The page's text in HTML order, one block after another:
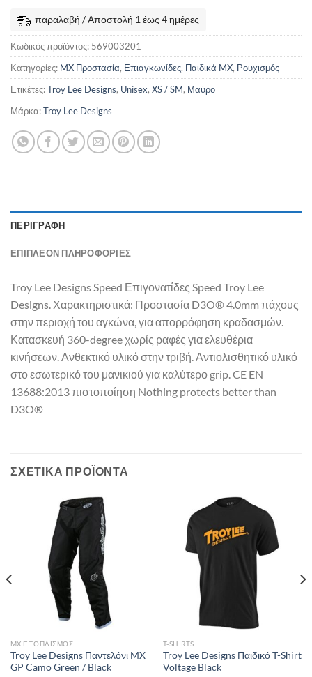
παραλαβή / Αποστολή 1 έως 4 ημέρες
Κωδικός προϊόντος: 569003201
Κατηγορίες: MX Προστασία, Επιαγκωνίδες, Παιδικά MX, Ρουχισμός
Ετικέτες:Troy Lee Designs, Unisex, XS / SM, Μαύρο
Μάρκα:Troy Lee Designs
ΠΕΡΙΓΡΑΦΉ
ΕΠΙΠΛΈΟΝ ΠΛΗΡΟΦΟΡΊΕΣ
Troy Lee Designs Speed Επιγονατίδες Speed Troy Lee
Designs. Χαρακτηριστικά: Προστασία D3O® 4.0mm πάχους
στην περιοχή του αγκώνα, για απορρόφηση κραδασμών.
Κατασκευή 360-degree χωρίς ραφές για ελευθέρια
κινήσεων. Ανθεκτικό υλικό στην τριβή. Αντιολισθητικό υλικό
στο εσωτερικό του μανικιού για καλύτερο grip. CE EN
13688:2013 πιστοποίηση Nothing protects better than
D3O®
ΣΧΕΤΙΚΆ ΠΡΟΪΌΝΤΑ
MX ΕΞΟΠΛΙΣΜΌΣ
Troy Lee Designs Παντελόνι MX
GP Camo Green / Black
T-SHIRTS
Troy Lee Designs Παιδικό T-Shirt
Voltage Black